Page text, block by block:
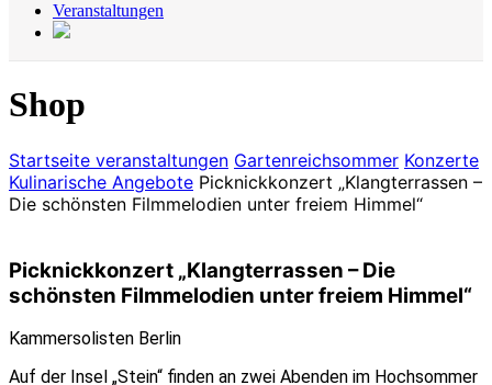
Veranstaltungen
Shop
Startseite veranstaltungen Gartenreichsommer Konzerte
Kulinarische Angebote Picknickkonzert „Klangterrassen –
Die schönsten Filmmelodien unter freiem Himmel“
Picknickkonzert „Klangterrassen – Die
schönsten Filmmelodien unter freiem Himmel“
Kammersolisten Berlin
Auf der Insel „Stein“ finden an zwei Abenden im Hochsommer